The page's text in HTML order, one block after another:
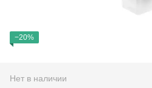
−20%
Нет в наличии